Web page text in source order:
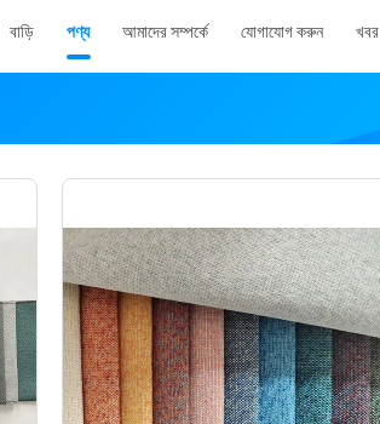
বাড়ি পণ্য আমাদের সম্পর্কে যোগাযোগ করুন খবর